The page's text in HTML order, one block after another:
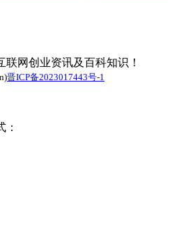
网创业资讯及百科知识！
晋ICP备2023017443号-1